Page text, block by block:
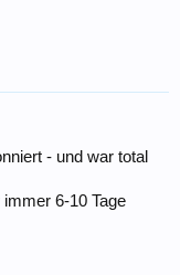
- und war total
6-10 Tage